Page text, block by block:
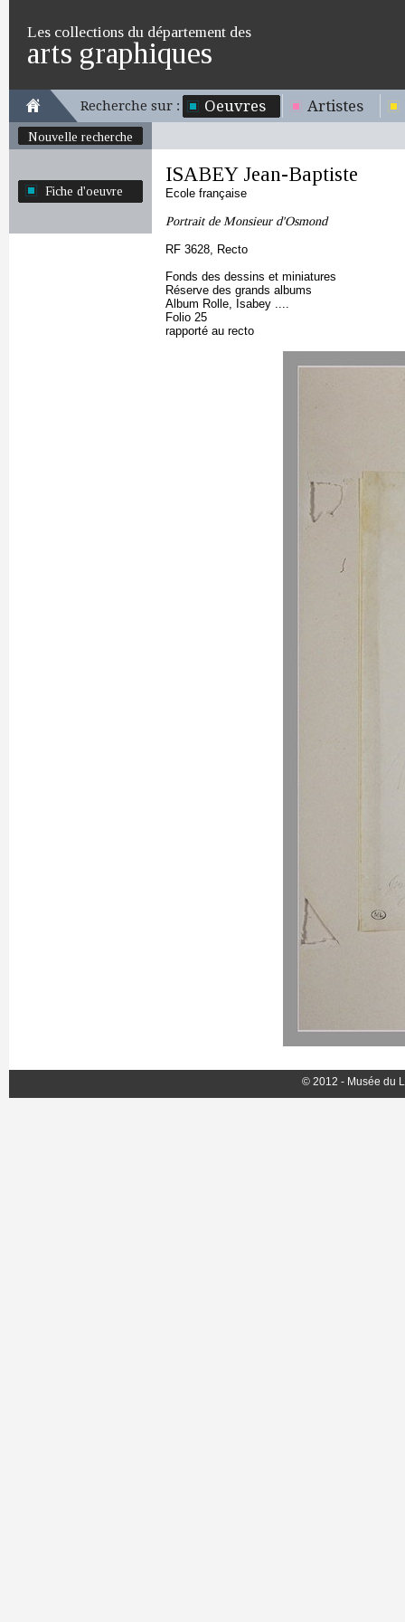
Les collections du département des
arts graphiques
Recherche sur : Oeuvres Artistes
Nouvelle recherche
Fiche d'oeuvre
ISABEY Jean-Baptiste
Ecole française
Portrait de Monsieur d'Osmond
RF 3628, Recto
Fonds des dessins et miniatures
Réserve des grands albums
Album Rolle, Isabey ....
Folio 25
rapporté au recto
© 2012 - Musée du